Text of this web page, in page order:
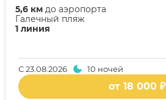
1 линия
Галечный пляж
5,6 км до аэропорта
С23.08.2026 10 ночей
от 18 000 ₽